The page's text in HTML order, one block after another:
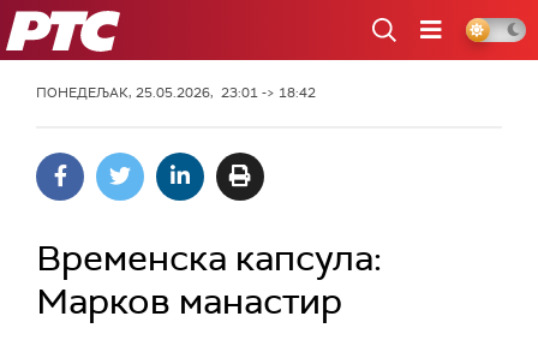
РТС
ПОНЕДЕЉАК, 25.05.2026, 23:01 -> 18:42
Временска капсула:
Марков манастир